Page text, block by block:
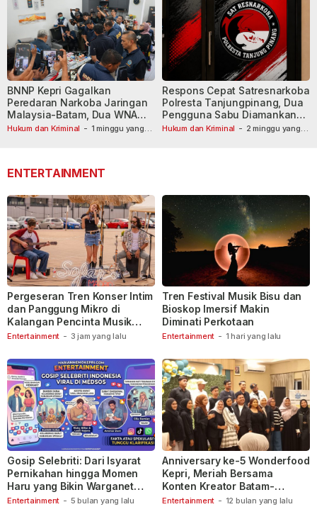
Hukum dan Kriminal - 1 minggu yang
BNNP Kepri Gagalkan
Peredaran Narkoba Jaringan
Malaysia-Batam, Dua WNA
Masih Diburu
Hukum dan Kriminal - 2 minggu yang
Respons Cepat Satresnarkoba
Polresta Tanjungpinang, Dua
Pengguna Sabu Diamankan
Usai Dilaporkan ke Call Center
ENTERTAINMENT
Entertainment - 3 jam yang lalu
Pergeseran Tren Konser Intim
dan Panggung Mikro di
Kalangan Pencinta Musik
Indonesia
Entertainment - 1 hari yang lalu
Tren Festival Musik Bisu dan
Bioskop Imersif Makin
Diminati Perkotaan
Entertainment - 5 bulan yang lalu
Gosip Selebriti: Dari Isyarat
Pernikahan hingga Momen
Haru yang Bikin Warganet
Berspekulasi
Entertainment - 12 bulan yang lalu
Anniversary ke-5 Wonderfood
Kepri, Meriah Bersama
Konten Kreator Batam-
Tanjungpinang